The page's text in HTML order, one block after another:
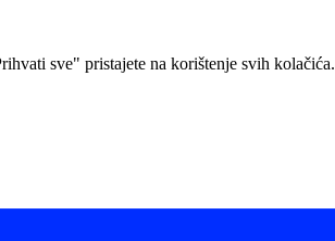
sve" pristajete na korištenje svih kolačića.